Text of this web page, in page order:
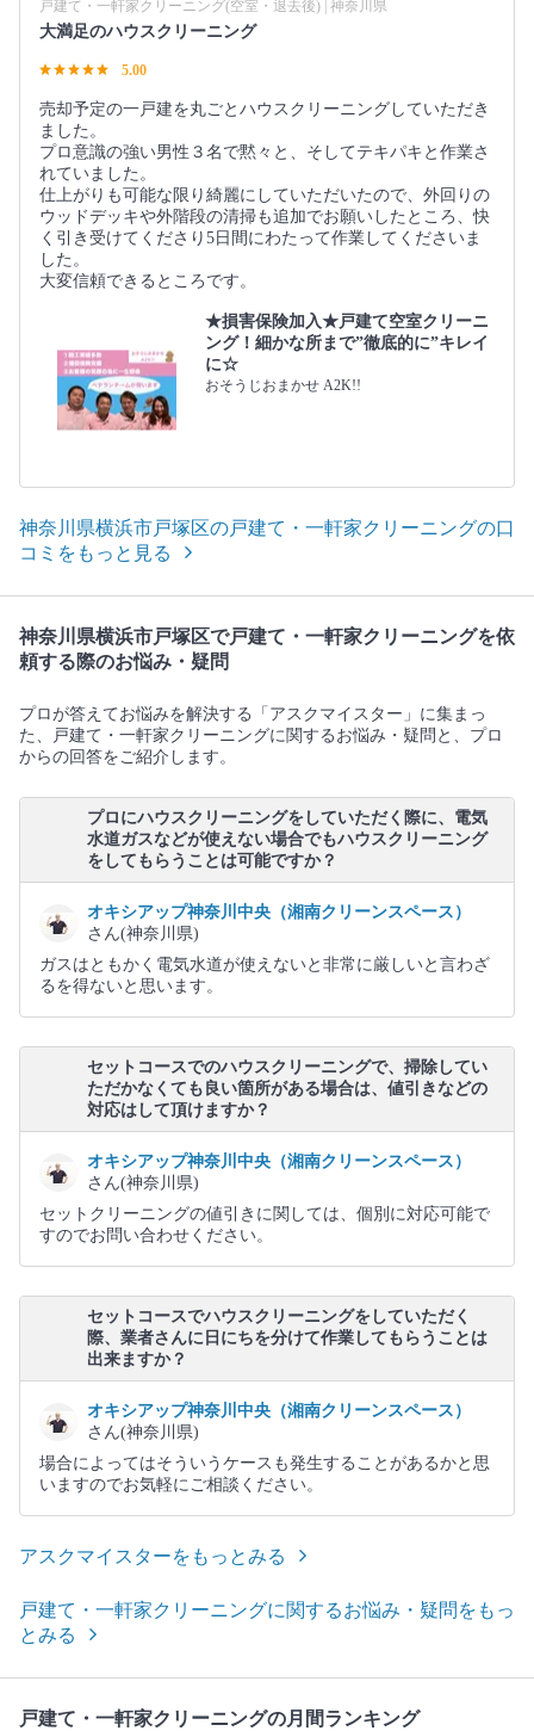
戸建て・一軒家クリーニング(空室・退去後) | 神奈川県
大満足のハウスクリーニング
5.00
売却予定の一戸建を丸ごとハウスクリーニングしていただき
ました。
プロ意識の強い男性３名で黙々と、そしてテキパキと作業さ
れていました。
仕上がりも可能な限り綺麗にしていただいたので、外回りの
ウッドデッキや外階段の清掃も追加でお願いしたところ、快
く引き受けてくださり5日間にわたって作業してくださいま
した。
大変信頼できるところです。
★損害保険加入★戸建て空室クリーニ
ング！細かな所まで”徹底的に”キレイ
に☆
おそうじおまかせ A2K!!
神奈川県横浜市戸塚区の戸建て・一軒家クリーニングの口
コミをもっと見る
神奈川県横浜市戸塚区で戸建て・一軒家クリーニングを依
頼する際のお悩み・疑問
プロが答えてお悩みを解決する「アスクマイスター」に集まっ
た、戸建て・一軒家クリーニングに関するお悩み・疑問と、プロ
からの回答をご紹介します。
プロにハウスクリーニングをしていただく際に、電気
水道ガスなどが使えない場合でもハウスクリーニング
をしてもらうことは可能ですか？
オキシアップ神奈川中央（湘南クリーンスペース）
さん(神奈川県)
ガスはともかく電気水道が使えないと非常に厳しいと言わざ
るを得ないと思います。
セットコースでのハウスクリーニングで、掃除してい
ただかなくても良い箇所がある場合は、値引きなどの
対応はして頂けますか？
オキシアップ神奈川中央（湘南クリーンスペース）
さん(神奈川県)
セットクリーニングの値引きに関しては、個別に対応可能で
すのでお問い合わせください。
セットコースでハウスクリーニングをしていただく
際、業者さんに日にちを分けて作業してもらうことは
出来ますか？
オキシアップ神奈川中央（湘南クリーンスペース）
さん(神奈川県)
場合によってはそういうケースも発生することがあるかと思
いますのでお気軽にご相談ください。
アスクマイスターをもっとみる
戸建て・一軒家クリーニングに関するお悩み・疑問をもっ
とみる
戸建て・一軒家クリーニングの月間ランキング